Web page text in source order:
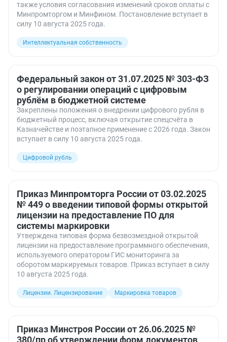
также условия согласования изменений сроков оплаты с
Минпромторгом и Минфином. Постановление вступает в
силу 10 августа 2025 года.
Интеллектуальная собственность
Федеральный закон от 31.07.2025 № 303-ФЗ
о регулировании операций с цифровым
рублём в бюджетной системе
Закреплены положения о внедрении цифрового рубля в
бюджетный процесс, включая открытие спецсчёта в
Казначействе и поэтапное применение с 2026 года. Закон
вступает в силу 10 августа 2025 года.
Цифровой рубль
Приказ Минпромторга России от 03.02.2025
№ 449 о введении типовой формы открытой
лицензии на предоставление ПО для
системы маркировки
Утверждена типовая форма безвозмездной открытой
лицензии на предоставление программного обеспечения,
используемого оператором ГИС мониторинга за
оборотом маркируемых товаров. Приказ вступает в силу
10 августа 2025 года.
Лицензии. Лицензирование Маркировка товаров
Приказ Минстроя России от 26.06.2025 №
380/пр об утверждении форм документов